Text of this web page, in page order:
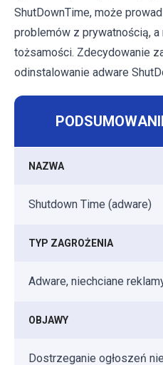
ShutDownTime, może
problemów z prywatnością,
tożsamości. Zdecydowanie
odinstalowanie adware
NAZWA
Shutdown Time (adware)
TYP ZAGROŻENIA
Adware, niechciane
OBJAWY
Dostrzeganie ogłoszeń